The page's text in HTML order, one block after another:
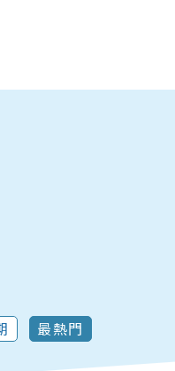
最熱門